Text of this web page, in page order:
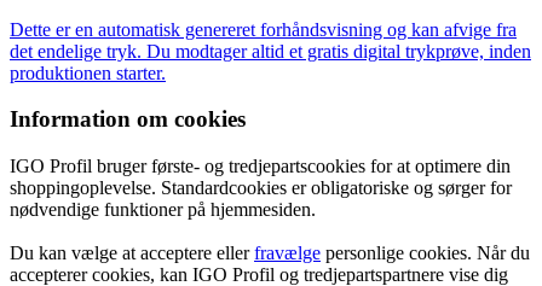
Dette er en automatisk genereret forhåndsvisning og kan afvige fra
det endelige tryk. Du modtager altid et gratis digital trykprøve, inden
produktionen starter.
Information om cookies
IGO Profil bruger første- og tredjepartscookies for at optimere din
shoppingoplevelse. Standardcookies er obligatoriske og sørger for
nødvendige funktioner på hjemmesiden.
Du kan vælge at acceptere ellerfravælge personlige cookies. Når du
accepterer cookies, kan IGO Profil og tredjepartspartnere vise dig